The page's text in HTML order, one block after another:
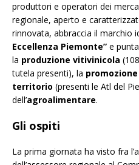
produttori e operatori dei
regionale, aperto e
rinnovata, abbraccia il marchio
Eccellenza Piemonte” e
la produzione vitivinicola
tutela presenti), la
territorio (presenti le Atl del
dell’agroalimentare.
Gli ospiti
La prima giornata ha visto fra